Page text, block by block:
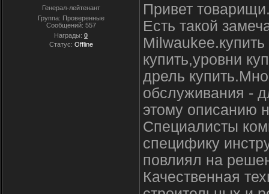
Генерал-лейтенант
Группа: Проверенные
Сообщений: 557
Награды: 0
Статус: Offline
Привет
Есть такой
купить,уровни
дрель
обслуживания -
этому описанию
Специалисты
специфику
повлиял на
Качественная